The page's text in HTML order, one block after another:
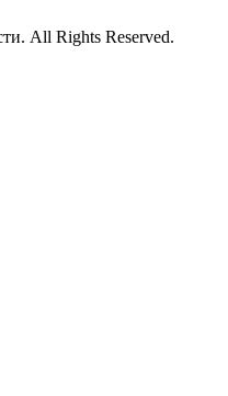
All Rights Reserved.